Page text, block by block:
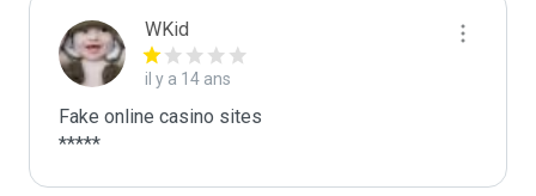
WKid
il y a 14 ans
Fake online casino sites